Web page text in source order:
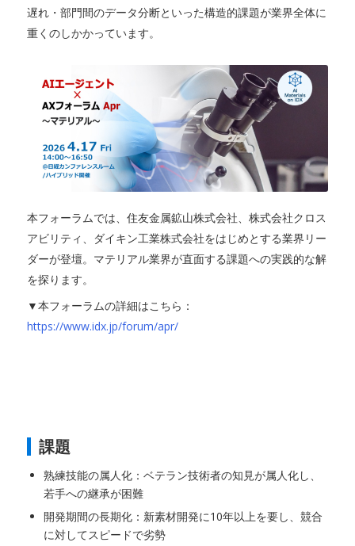
遅れ・部門間のデータ分断といった構造的課題が業界全体に
重くのしかかっています。
本フォーラムでは、住友金属鉱山株式会社、株式会社クロス
アビリティ、ダイキン工業株式会社をはじめとする業界リー
ダーが登壇。マテリアル業界が直面する課題への実践的な解
を探ります。
▼本フォーラムの詳細はこちら：
https://www.idx.jp/forum/apr/
課題
熟練技能の属人化：ベテラン技術者の知見が属人化し、
若手への継承が困難
開発期間の長期化：新素材開発に10年以上を要し、競合
に対してスピードで劣勢